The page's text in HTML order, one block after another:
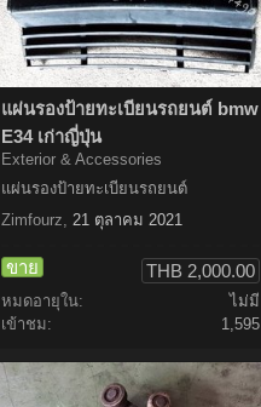
แผ่นรองป้ายทะเบียนรถยนต์ bmw
E34 เก่าญี่ปุ่น
Exterior & Accessories
แผ่นรองป้ายทะเบียนรถยนต์
Zimfourz, 21 ตุลาคม 2021
ขาย THB 2,000.00
หมดอายุใน:
ไม่มี
เข้าชม:
1,595